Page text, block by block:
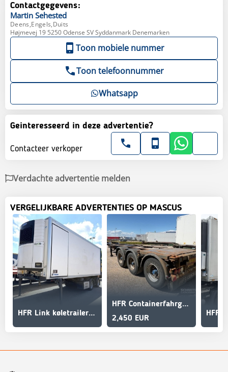
Contactgegevens:
Martin Sehested
Deens,Engels,Duits
Højmevej 19 5250 Odense SV Syddanmark Denemarken
Toon mobiele nummer
Toon telefoonnummer
Whatsapp
Geinteresseerd in deze advertentie?
Contacteer verkoper
Verdachte advertentie melden
VERGELIJKBARE ADVERTENTIES OP MASCUS
HFR Link køletrailer link
HFR Containerfahrgestell Standard
2,450 EUR